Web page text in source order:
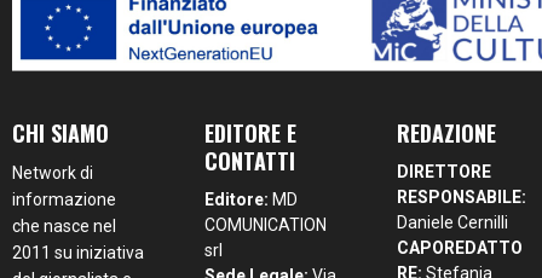
CHI SIAMO
Network di
informazione
che nasce nel
2011 su iniziativa
EDITORE E
CONTATTI
Editore: MD
COMUNICATION
srl
REDAZIONE
DIRETTORE
RESPONSABILE:
Daniele Cernilli
CAPOREDATTO
RE: Stefania